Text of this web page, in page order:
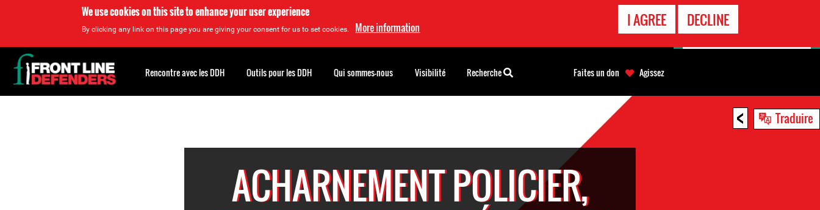
We use cookies on this site to enhance your user experience
By clicking any link on this page you are giving your consent for us to set cookies. More information I AGREE DECLINE
< Traduire
ACHARNEMENT POLICIER,
Back
to
top
Rencontre avec les DDH Outils pour les DDH Qui sommes-nous Visibilité Recherche Faites un don Agissez
D'URGENCE